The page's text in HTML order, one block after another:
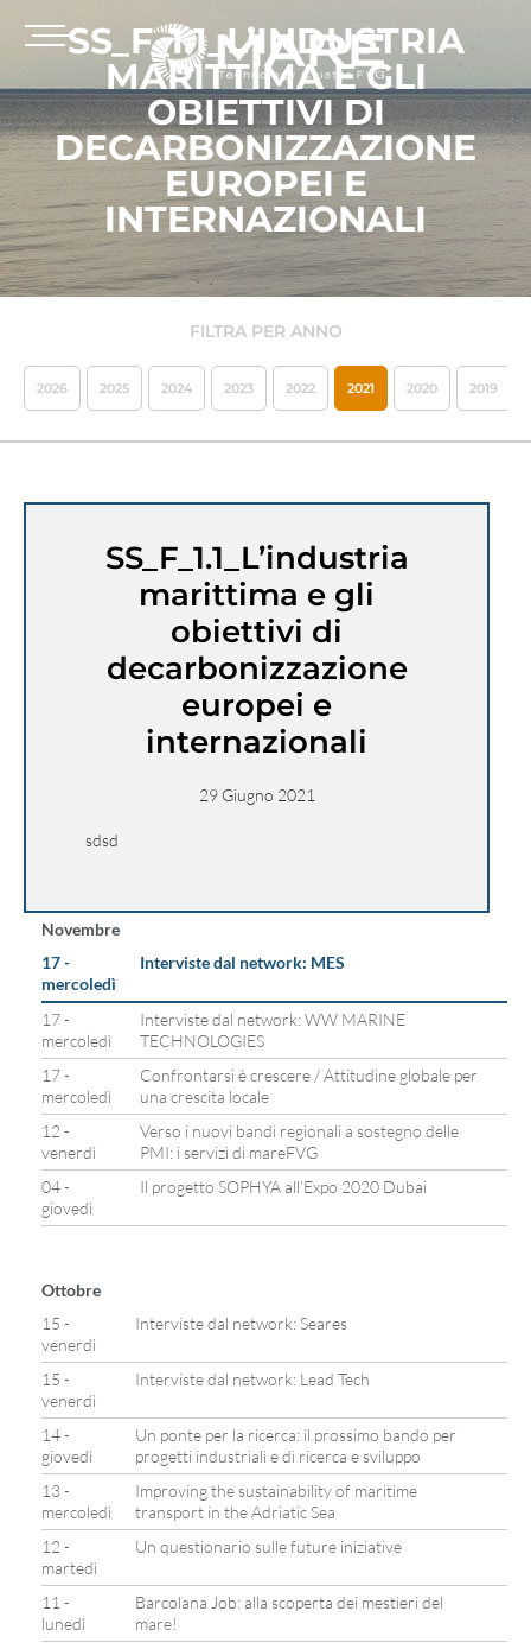
SS_F_1.1_L’INDUSTRIA
MARITTIMA E GLI
OBIETTIVI DI
DECARBONIZZAZIONE
EUROPEI E
INTERNAZIONALI
FILTRA PER ANNO
2026 2025 2024 2023 2022 2021 2020 2019
SS_F_1.1_L’industria
marittima e gli
obiettivi di
decarbonizzazione
europei e
internazionali
29 Giugno 2021
sdsd
Novembre
17 -
mercoledì
Interviste dal network: MES
17 -
mercoledì
Interviste dal network: WW MARINE
TECHNOLOGIES
17 -
mercoledì
Confrontarsi è crescere / Attitudine globale per
una crescita locale
12 -
venerdì
Verso i nuovi bandi regionali a sostegno delle
PMI: i servizi di mareFVG
04 -
giovedì
Il progetto SOPHYA all’Expo 2020 Dubai
Ottobre
15 -
venerdì
Interviste dal network: Seares
15 -
venerdì
Interviste dal network: Lead Tech
14 -
giovedì
Un ponte per la ricerca: il prossimo bando per
progetti industriali e di ricerca e sviluppo
13 -
mercoledì
Improving the sustainability of maritime
transport in the Adriatic Sea
12 -
martedì
Un questionario sulle future iniziative
11 -
lunedì
Barcolana Job: alla scoperta dei mestieri del
mare!